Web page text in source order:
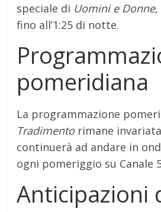
speciale di Uomini e Donne,
fino all’1:25 di notte.
pomeridiana
La programmazione
Tradimentorimane
continuerà ad andare in
ogni pomeriggio su Canale
Anticipazioni